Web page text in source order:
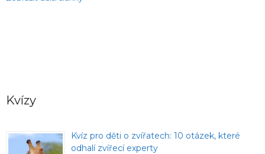
Kvízy
Kvíz pro děti o zvířatech: 10 otázek, které
odhalí zvířecí experty